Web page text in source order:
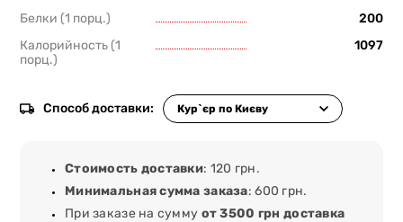
Белки (1 порц.)
200
Калорийность (1
порц.)
1097
Способ доставки:
Стоимость доставки: 120 грн.
Минимальная сумма заказа: 600 грн.
При заказе на сумму от 3500 грн доставка